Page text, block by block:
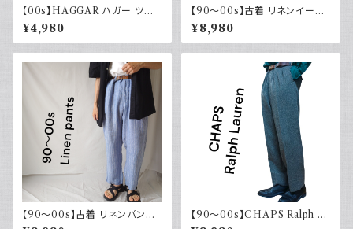
【00s】HAGGAR ハガー ツー
タックスラックス ポリエステル
ベージュ 古着 34 29
¥4,980
【90～00s】古着 リネンイージ
ーパンツ 夏 32×30 APT9 カジ
ュアル
¥8,980
【90～00s】古着 リネンパンツ
ストライプ ライトブルー 夏 スラ
【90～00s】CHAPS Ralph La
uren チャップス ラルフローレン